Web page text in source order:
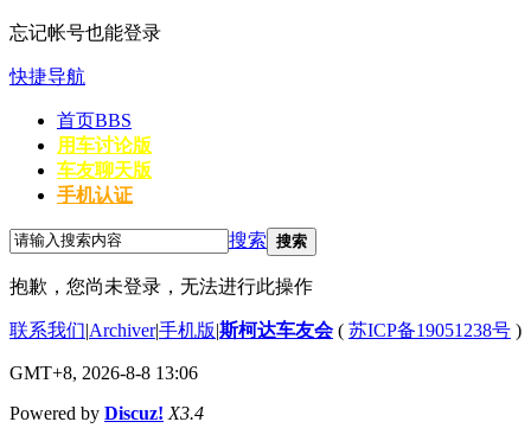
忘记帐号也能登录
快捷导航
首页BBS
用车讨论版
车友聊天版
手机认证
搜索 搜索
抱歉，您尚未登录，无法进行此操作
联系我们|Archiver|手机版|斯柯达车友会( 苏ICP备19051238号 )
GMT+8, 2026-8-8 13:06
Powered by Discuz! X3.4